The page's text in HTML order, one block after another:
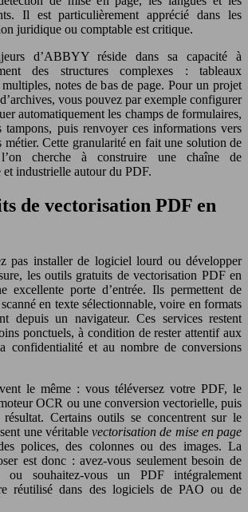
Il est particulièrement apprécié dans les
juridique ou comptable est critique.
d’ABBYY réside dans sa capacité à
des structures complexes : tableaux
notes de bas de page. Pour un projet
vous pouvez par exemple configurer
automatiquement les champs de formulaires,
tampons, puis renvoyer ces informations vers
métier. Cette granularité en fait une solution de
cherche à construire une chaîne de
industrielle autour du PDF.
de vectorisation PDF en
pas installer de logiciel lourd ou développer
les outils gratuits de vectorisation PDF en
excellente porte d’entrée. Ils permettent de
en texte sélectionnable, voire en formats
depuis un navigateur. Ces services restent
ponctuels, à condition de rester attentif aux
confidentialité et au nombre de conversions
le même : vous téléversez votre PDF, le
OCR ou une conversion vectorielle, puis
Certains outils se concentrent sur le
une véritablevectorisation de mise en page
polices, des colonnes ou des images. La
est donc : avez-vous seulement besoin de
ou souhaitez-vous un PDF intégralement
réutilisé dans des logiciels de PAO ou de